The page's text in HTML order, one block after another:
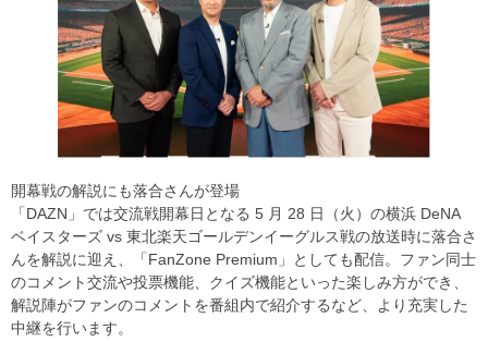
開幕戦の解説にも落合さんが登場
「DAZN」では交流戦開幕日となる 5 月 28 日（火）の横浜 DeNA
ベイスターズ vs 東北楽天ゴールデンイーグルス戦の放送時に落合さ
んを解説に迎え、「FanZone Premium」としても配信。ファン同士
のコメント交流や投票機能、クイズ機能といった楽しみ方ができ、
解説陣がファンのコメントを番組内で紹介するなど、より充実した
中継を行います。